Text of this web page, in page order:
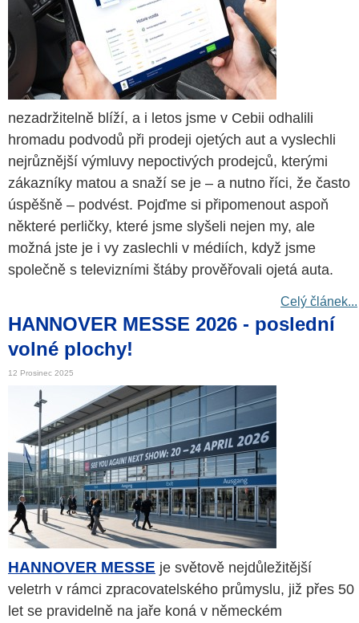
nezadržitelně blíží, a i letos jsme v Cebii odhalili
hromadu podvodů při prodeji ojetých aut a vyslechli
nejrůznější výmluvy nepoctivých prodejců, kterými
zákazníky matou a snaží se je – a nutno říci, že často
úspěšně – podvést. Pojďme si připomenout aspoň
některé perličky, které jsme slyšeli nejen my, ale
možná jste je i vy zaslechli v médiích, když jsme
společně s televizními štáby prověřovali ojetá auta.
Celý článek...
HANNOVER MESSE 2026 - poslední
volné plochy!
12 Prosinec 2025
HANNOVER MESSE je světově nejdůležitější
veletrh v rámci zpracovatelského průmyslu, již přes 50
let se pravidelně na jaře koná v německém